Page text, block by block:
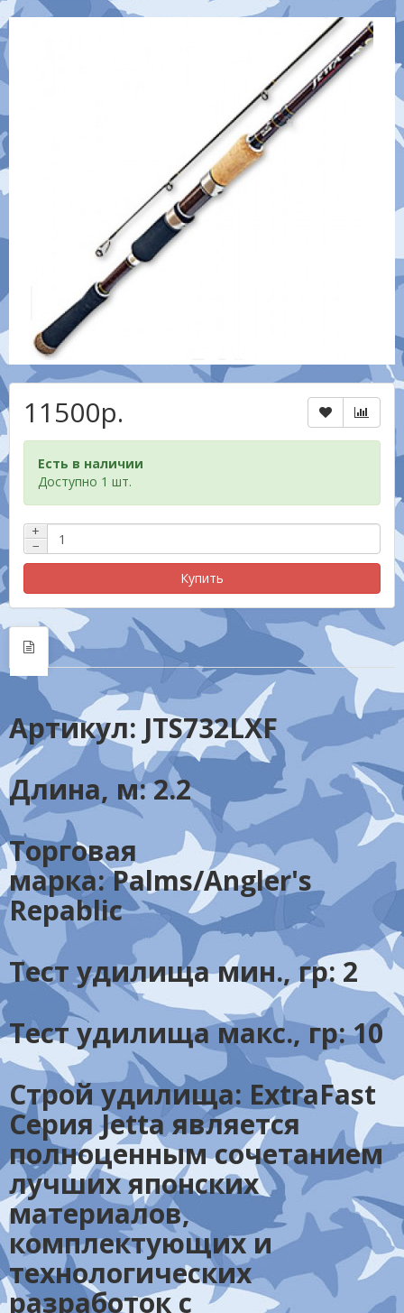
11500р.
Есть в наличии
Доступно 1 шт.
+
−
Купить
Артикул: JTS732LXF
Длина, м:2.2
Торговая
марка:Palms/Angler's
Repablic
Тест удилища мин., гр: 2
Тест удилища макс., гр:10
Строй удилища: ExtraFast
Серия Jetta является
полноценным сочетанием
лучших японских
материалов,
комплектующих и
технологических
разработок с